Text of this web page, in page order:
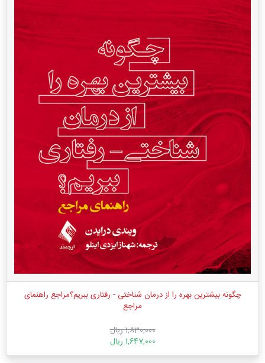
چگونه بیشترین بهره را از درمان شناختی - رفتاری ببریم؟مراجع راهنمای
مراجع
1,830,000 ریال
1,647,000 ریال